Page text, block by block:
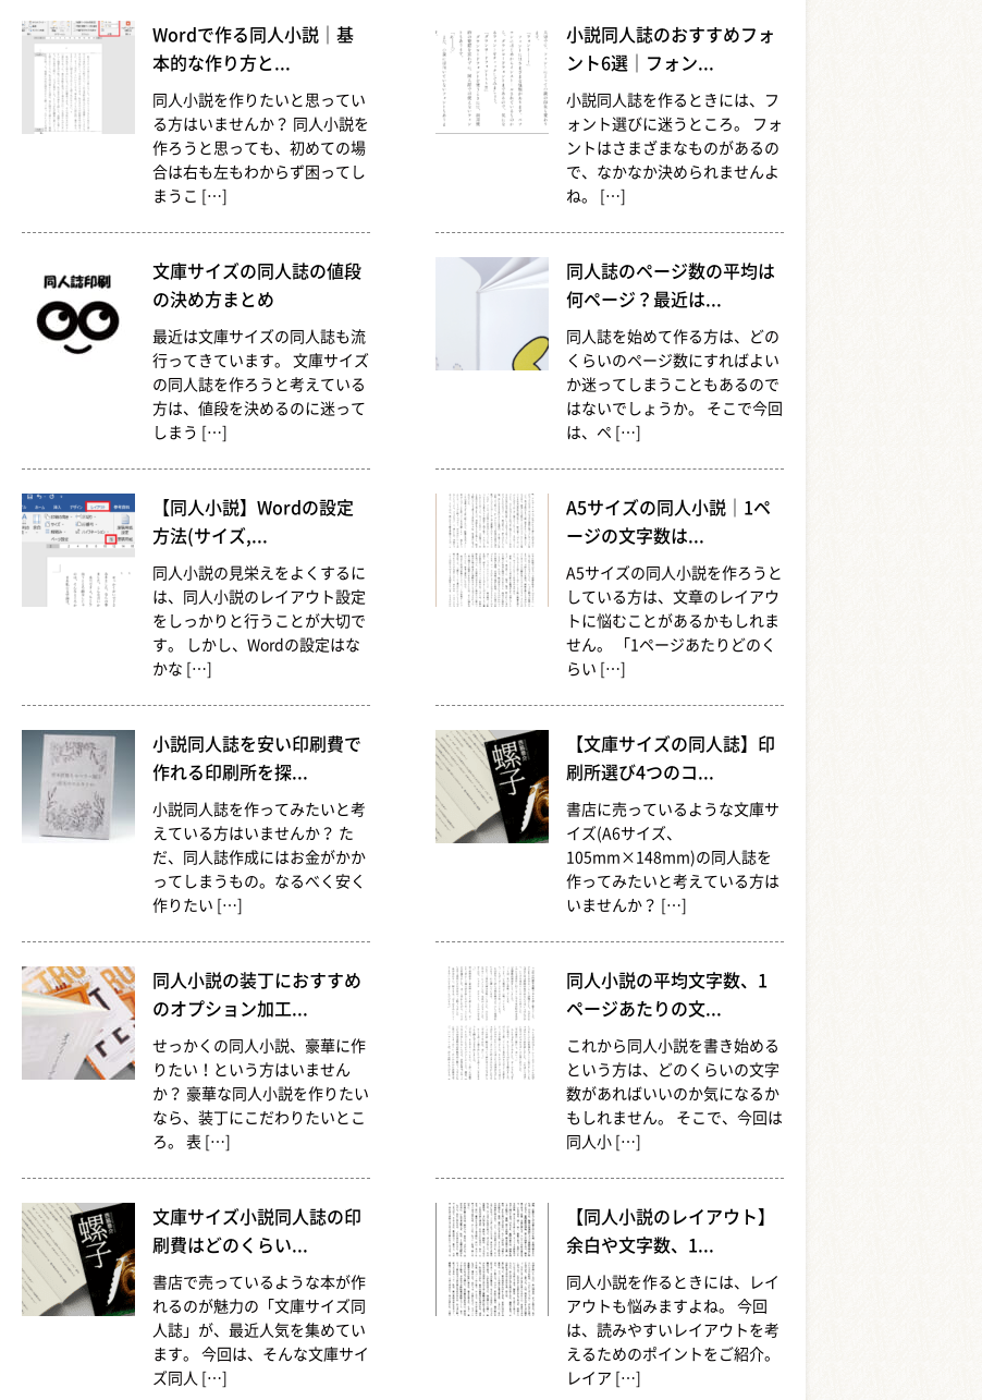
Wordで作る同人小説｜基
本的な作り方と...
同人小説を作りたいと思ってい
る方はいませんか？ 同人小説を
作ろうと思っても、初めての場
合は右も左もわからず困ってし
まうこ […]
小説同人誌のおすすめフォ
ント6選｜フォン...
小説同人誌を作るときには、フ
ォント選びに迷うところ。 フォ
ントはさまざまなものがあるの
で、なかなか決められませんよ
ね。 […]
文庫サイズの同人誌の値段
の決め方まとめ
最近は文庫サイズの同人誌も流
行ってきています。 文庫サイズ
の同人誌を作ろうと考えている
方は、値段を決めるのに迷って
しまう […]
同人誌のページ数の平均は
何ページ？最近は...
同人誌を始めて作る方は、どの
くらいのページ数にすればよい
か迷ってしまうこともあるので
はないでしょうか。 そこで今回
は、ペ […]
【同人小説】Wordの設定
方法(サイズ,...
同人小説の見栄えをよくするに
は、同人小説のレイアウト設定
をしっかりと行うことが大切で
す。 しかし、Wordの設定はな
かな […]
A5サイズの同人小説｜1ペ
ージの文字数は...
A5サイズの同人小説を作ろうと
している方は、文章のレイアウ
トに悩むことがあるかもしれま
せん。 「1ページあたりどのく
らい […]
小説同人誌を安い印刷費で
作れる印刷所を探...
小説同人誌を作ってみたいと考
えている方はいませんか？ た
だ、同人誌作成にはお金がかか
ってしまうもの。なるべく安く
作りたい […]
【文庫サイズの同人誌】印
刷所選び4つのコ...
書店に売っているような文庫サ
イズ(A6サイズ、
105mm×148mm)の同人誌を
作ってみたいと考えている方は
いませんか？ […]
同人小説の装丁におすすめ
のオプション加工...
せっかくの同人小説、豪華に作
りたい！という方はいません
か？ 豪華な同人小説を作りたい
なら、装丁にこだわりたいとこ
ろ。 表 […]
同人小説の平均文字数、1
ページあたりの文...
これから同人小説を書き始める
という方は、どのくらいの文字
数があればいいのか気になるか
もしれません。 そこで、今回は
同人小 […]
文庫サイズ小説同人誌の印
刷費はどのくらい...
書店で売っているような本が作
れるのが魅力の「文庫サイズ同
人誌」が、最近人気を集めてい
ます。 今回は、そんな文庫サイ
ズ同人 […]
【同人小説のレイアウト】
余白や文字数、1...
同人小説を作るときには、レイ
アウトも悩みますよね。 今回
は、読みやすいレイアウトを考
えるためのポイントをご紹介。
レイア […]